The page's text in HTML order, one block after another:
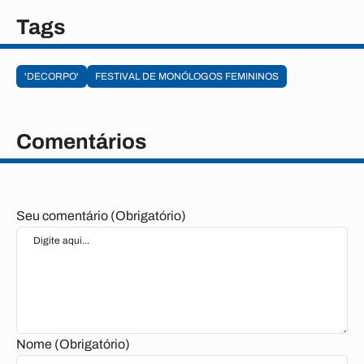
Tags
'DECORPO' FESTIVAL DE MONÓLOGOS FEMININOS
Comentários
Seu comentário (Obrigatório)
Nome (Obrigatório)